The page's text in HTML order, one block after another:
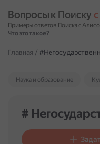
Вопросы к Поиску
Примеры ответов Поиска с
Что это такое?
Главная /
Наука и образование
#